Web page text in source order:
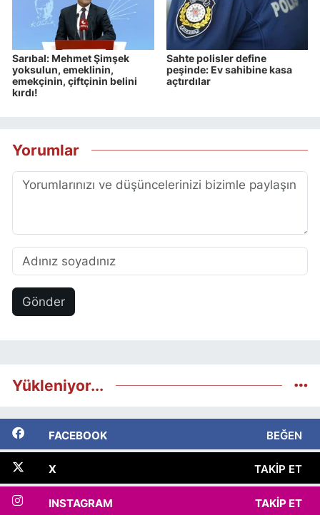
Sarıbal: Mehmet Şimşek
yoksulun, emeklinin,
emekçinin, çiftçinin belini
kırdı!
Sahte polisler define
peşinde: Ev sahibine kasa
açtırdılar
Yorumlar
Gönder
Yükleniyor...
FACEBOOK BEĞEN
X TAKIP ET
INSTAGRAM TAKIP ET